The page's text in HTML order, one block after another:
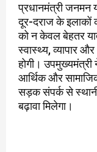
प्रधानमंत्री
दूर-दराज के इलाकों
को न केवल बेहतर
स्वास्थ्य, व्यापार
होगी। उपमुख्यमंत्री
आर्थिक और
सड़क संपर्क से
बढ़ावा मिलेगा।